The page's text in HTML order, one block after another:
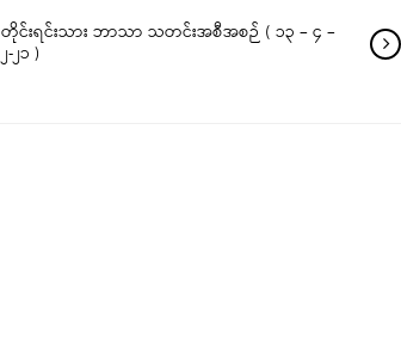
တိုင်းရင်းသား ဘာသာ သတင်းအစီအစဉ် ( ၁၃ – ၄ –
၂-၂၁ )